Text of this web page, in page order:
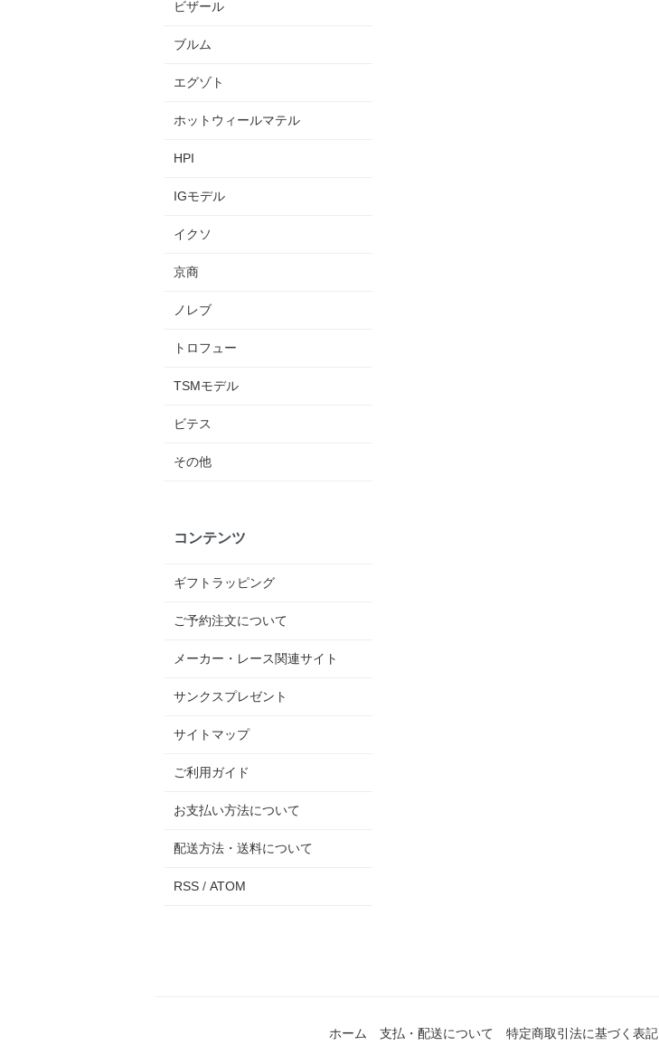
ビザール
ブルム
エグゾト
ホットウィールマテル
HPI
IGモデル
イクソ
京商
ノレブ
トロフュー
TSMモデル
ビテス
その他
コンテンツ
ギフトラッピング
ご予約注文について
メーカー・レース関連サイト
サンクスプレゼント
サイトマップ
ご利用ガイド
お支払い方法について
配送方法・送料について
RSS / ATOM
ホーム 支払・配送について 特定商取引法に基づく表記